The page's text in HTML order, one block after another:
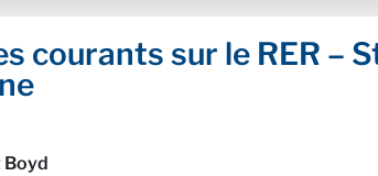
courants sur le RER –